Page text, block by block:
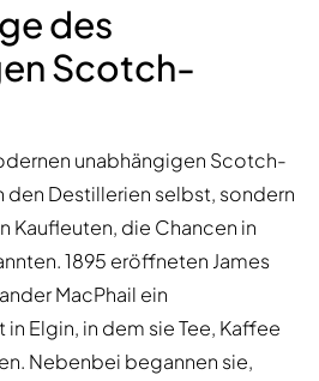
des
Scotch-
unabhängigen Scotch-
den Destillerien selbst, sondern
Kaufleuten, die Chancen in
1895 eröffneten James
MacPhail ein
Elgin, in dem sie Tee, Kaffee
Nebenbei begannen sie,